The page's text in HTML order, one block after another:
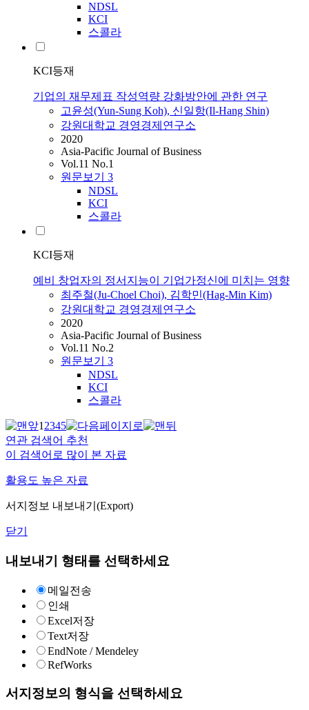
NDSL
KCI
스콜라
KCI등재
기업의 재무제표 작성역량 강화방안에 관한 연구
고윤성(Yun-Sung Koh), 신일항(Il-Hang Shin)
강원대학교 경영경제연구소
2020
Asia-Pacific Journal of Business
Vol.11 No.1
원문보기 3
NDSL
KCI
스콜라
KCI등재
예비 창업자의 정서지능이 기업가정신에 미치는 영향
최주철(Ju-Choel Choi), 김학민(Hag-Min Kim)
강원대학교 경영경제연구소
2020
Asia-Pacific Journal of Business
Vol.11 No.2
원문보기 3
NDSL
KCI
스콜라
12345
연관 검색어 추천
이 검색어로 많이 본 자료
활용도 높은 자료
서지정보 내보내기(Export)
닫기
내보내기 형태를 선택하세요
메일전송
인쇄
Excel저장
Text저장
EndNote / Mendeley
RefWorks
서지정보의 형식을 선택하세요